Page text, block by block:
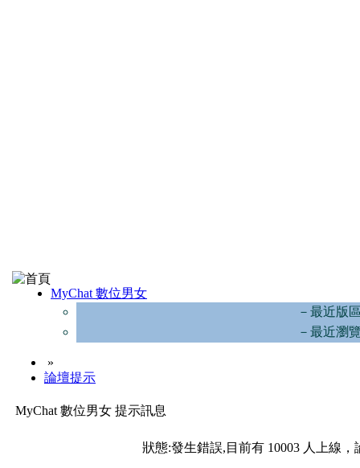
MyChat 數位男女
－最近版
－最近瀏
»
論壇提示
MyChat 數位男女 提示訊息
狀態:發生錯誤,目前有 10003 人上線